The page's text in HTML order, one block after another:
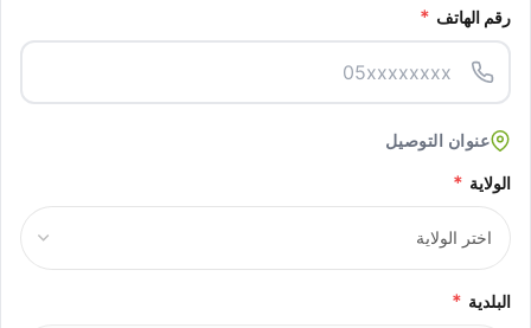
رقم الهاتف *
عنوان التوصيل
الولاية *
البلدية *